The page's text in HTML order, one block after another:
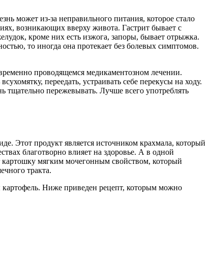
может из-за неправильного питания, которое стало
возникающих вверху живота. Гастрит бывает с
кроме них есть изжога, запоры, бывает отрыжка.
то иногда она протекает без болевых симптомов.
проводящемся медикаментозном лечении.
переедать, устраивать себе перекусы на ходу.
пережевывать. Лучше всего употреблять
Этот продукт является источником крахмала, который
благотворно влияет на здоровье. А в одной
картошку мягким мочегонным свойством, который
тракта.
Ниже приведен рецепт, которым можно